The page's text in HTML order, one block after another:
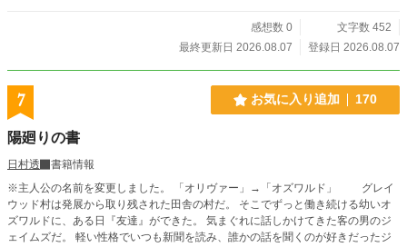
感想数 0
文字数 452
最終更新日 2026.08.07
登録日 2026.08.07
7 お気に入り追加 170
陽廻りの書
日村透
書籍情報
※主人公の名前を変更しました。 「オリヴァー」→「オズワルド」 グレイ
ウッド村は発展から取り残された田舎の村だ。 そこでずっと働き続ける幼いオ
ズワルドに、ある日『友達』ができた。 気まぐれに話しかけてきた客の男のジ
ェイムズだ。 軽い性格でいつも新聞を読み、誰かの話を聞くのが好きだったジ